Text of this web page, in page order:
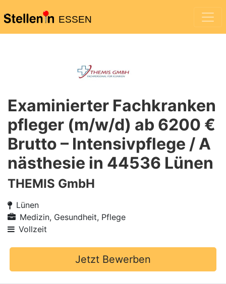
ESSEN
Examinierter Fachkranken
pfleger (m/w/d) ab 6200 €
Brutto – Intensivpflege / A
nästhesie in 44536 Lünen
THEMIS GmbH
Lünen
Medizin, Gesundheit, Pflege
Vollzeit
Jetzt Bewerben